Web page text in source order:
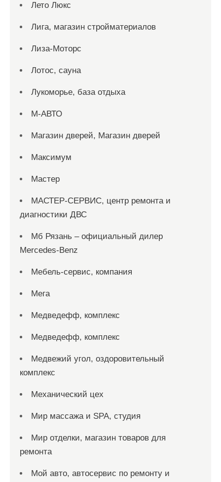
Лето Люкс
Лига, магазин стройматериалов
Лиза-Моторс
Лотос, сауна
Лукоморье, база отдыха
М-АВТО
Магазин дверей, Магазин дверей
Максимум
Мастер
МАСТЕР-СЕРВИС, центр ремонта и
диагностики ДВС
Мб Рязань – официальный дилер
Mercedes-Benz
Мебель-сервис, компания
Мега
Медведефф, комплекс
Медведефф, комплекс
Медвежий угол, оздоровительный
комплекс
Механический цех
Мир массажа и SPA, студия
Мир отделки, магазин товаров для
ремонта
Мой авто, автосервис по ремонту и